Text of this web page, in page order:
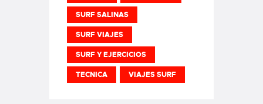
SURF SALINAS
SURF VIAJES
SURF Y EJERCICIOS
TECNICA VIAJES SURF